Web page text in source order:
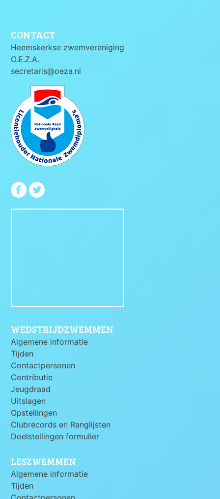
CONTACT
Heemskerkse zwemvereniging
O.E.Z.A.
secretaris@oeza.nl
WEDSTRIJDZWEMMEN
Algemene informatie
Tijden
Contactpersonen
Contributie
Jeugdraad
Uitslagen
Opstellingen
Clubrecords en Ranglijsten
Doelstellingen formulier
LESZWEMMEN
Algemene informatie
Tijden